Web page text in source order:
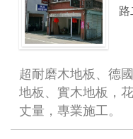
路
超耐磨木地板、德
地板、實木地板，
丈量，專業施工。